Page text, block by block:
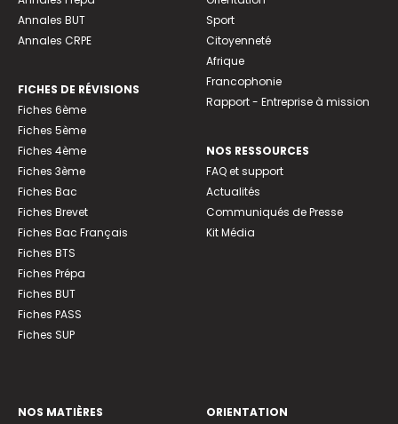
Annales BUT
Annales CRPE
FICHES DE RÉVISIONS
Fiches 6ème
Fiches 5ème
Fiches 4ème
Fiches 3ème
Fiches Bac
Fiches Brevet
Fiches Bac Français
Fiches BTS
Fiches Prépa
Fiches BUT
Fiches PASS
Fiches SUP
Sport
Citoyenneté
Afrique
Francophonie
Rapport - Entreprise à mission
NOS RESSOURCES
FAQ et support
Actualités
Communiqués de Presse
Kit Média
NOS MATIÈRES
ORIENTATION